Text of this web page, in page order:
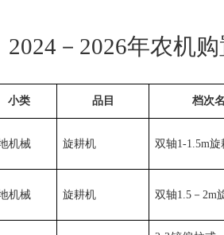
2024 － 2026年农机
小类 品目 档次
机械 旋耕机 双轴1-1.5m旋
机械 旋耕机 双轴1.5 －2m